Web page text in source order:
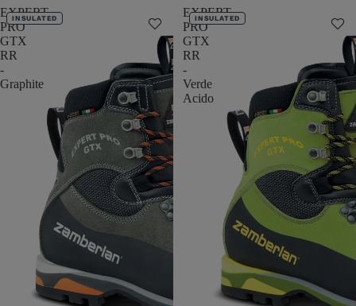
EXPERT
PRO
GTX
RR
-
Graphite
INSULATED
EXPERT
PRO
GTX
RR
-
Verde
Acido
INSULATED